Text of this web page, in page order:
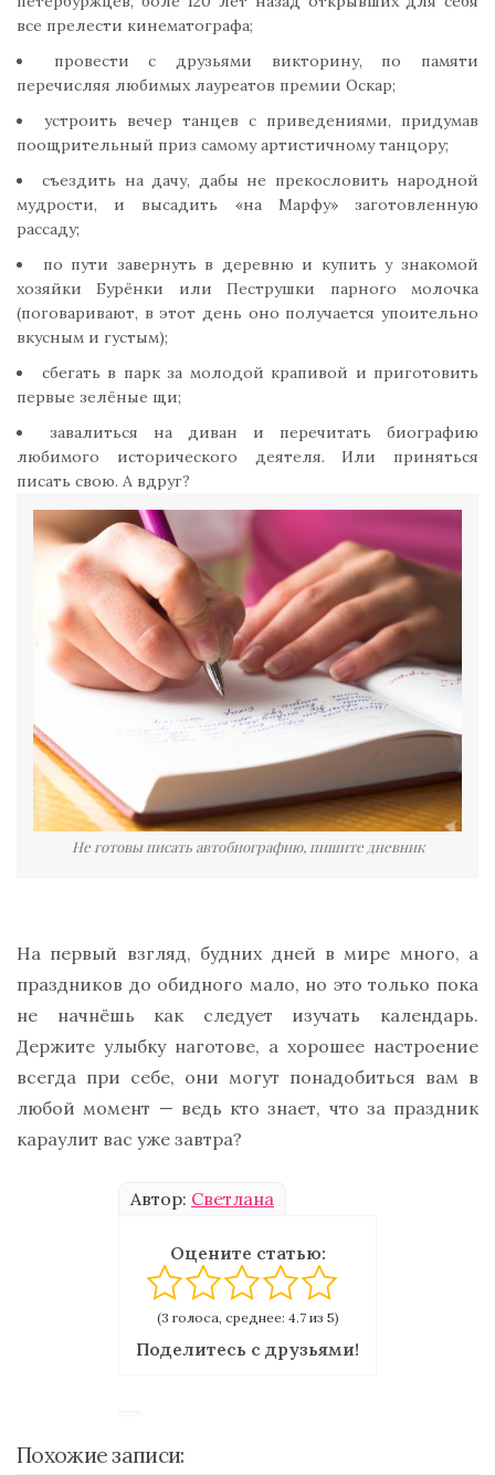
все прелести кинематографа;
провести с друзьями викторину, по памяти
перечисляя любимых лауреатов премии Оскар;
устроить вечер танцев с приведениями, придумав
поощрительный приз самому артистичному танцору;
съездить на дачу, дабы не прекословить народной
мудрости, и высадить «на Марфу» заготовленную
рассаду;
по пути завернуть в деревню и купить у знакомой
хозяйки Бурёнки или Пеструшки парного молочка
(поговаривают, в этот день оно получается упоительно
вкусным и густым);
сбегать в парк за молодой крапивой и приготовить
первые зелёные щи;
завалиться на диван и перечитать биографию
любимого исторического деятеля. Или приняться
писать свою. А вдруг?
Не готовы писать автобиографию, пишите дневник
На первый взгляд, будних дней в мире много, а
праздников до обидного мало, но это только пока
не начнёшь как следует изучать календарь.
Держите улыбку наготове, а хорошее настроение
всегда при себе, они могут понадобиться вам в
любой момент — ведь кто знает, что за праздник
караулит вас уже завтра?
Автор: Светлана
Оцените статью:
(3 голоса, среднее: 4.7 из 5)
Поделитесь с друзьями!
Похожие записи: